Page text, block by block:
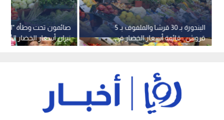
صائمون تحت وطأة
نيران أسعار الخضار
موائد الإفطار في الأردن
البندورة بـ 30 قرشا والملفوف بـ 5
قروش.. قائمة أسعار الخضار في
سوق عمان المركزي